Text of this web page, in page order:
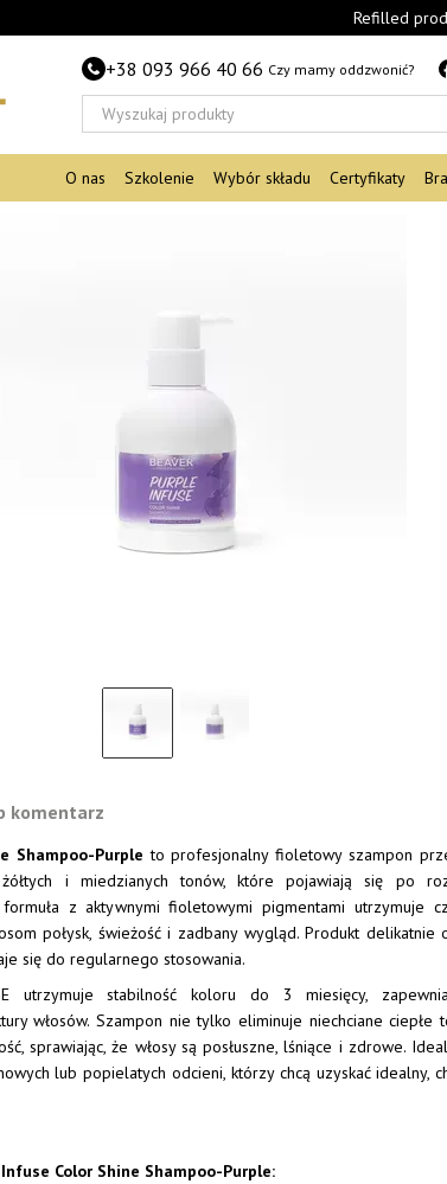
Refilled
+38 093 966 40 66 Czy mamy oddzwonić?
O nas Szkolenie Wybór składu Certyfikaty
komentarz
Shampoo-Purpleto profesjonalny fioletowy szampon
żółtych i miedzianych tonów, które pojawiają się po
z aktywnymi fioletowymi pigmentami utrzymuje
połysk, świeżość i zadbany wygląd. Produkt delikatnie
się do regularnego stosowania.
utrzymuje stabilność koloru do 3 miesięcy,
włosów. Szampon nie tylko eliminuje niechciane ciepłe
sprawiając, że włosy są posłuszne, lśniące i zdrowe.
lub popielatych odcieni, którzy chcą uzyskać idealny,
Color Shine Shampoo-Purple: